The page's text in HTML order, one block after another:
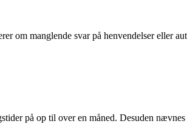
om manglende svar på henvendelser eller
på op til over en måned. Desuden